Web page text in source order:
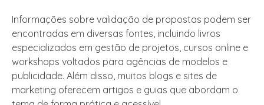
Informações sobre validação de propostas podem ser
encontradas em diversas fontes, incluindo livros
especializados em gestão de projetos, cursos online e
workshops voltados para agências de modelos e
publicidade. Além disso, muitos blogs e sites de
marketing oferecem artigos e guias que abordam o